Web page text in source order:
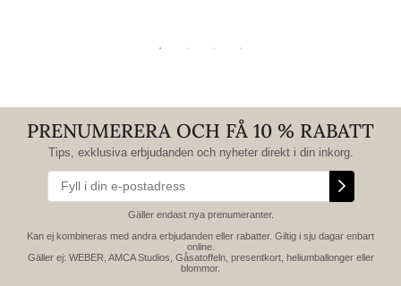
PRENUMERERA OCH FÅ 10 % RABATT
Tips, exklusiva erbjudanden och nyheter direkt i din inkorg.
Gäller endast nya prenumeranter.
Kan ej kombineras med andra erbjudanden eller rabatter. Giltig i sju dagar enbart
online.
Gäller ej: WEBER, AMCA Studios, Gåsatoffeln, presentkort, heliumballonger eller
blommor.